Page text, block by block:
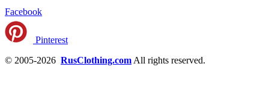
Facebook
Pinterest
© 2005-2026 RusClothing.com All rights reserved.